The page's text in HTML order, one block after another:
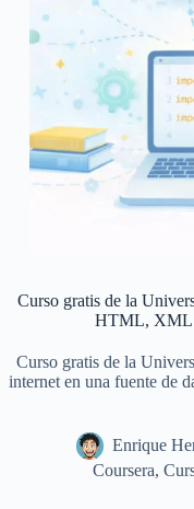
Curso gratis de la
HTML, XML
Curso gratis de la
internet en una fuente de
Enrique
Coursera,